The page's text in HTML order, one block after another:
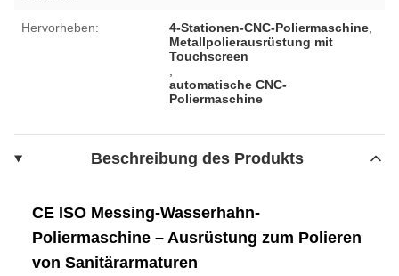
Hervorheben: 4-Stationen-CNC-Poliermaschine
Metallpolierausrüstung mit
Touchscreen
automatische CNC-
Poliermaschine
Beschreibung des Produkts
CE ISO Messing-Wasserhahn-
Poliermaschine – Ausrüstung zum Polieren
von Sanitärarmaturen